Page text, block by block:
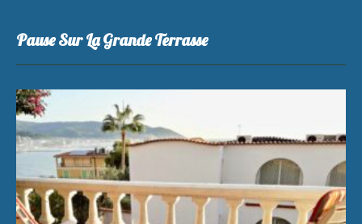
Pause Sur La Grande Terrasse